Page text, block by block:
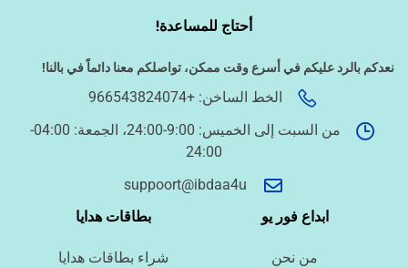
أحتاج للمساعدة!
نعدكم بالرد عليكم في أسرع وقت ممكن، تواصلكم معنا دائماً في بالنا!
الخط الساخن: +966543824074
من السبت إلى الخميس: 9:00-24:00، الجمعة: 04:00-
24:00
suppoort@ibdaa4u
ابداع فور يو
من نحن
بطاقات هدايا
شراء بطاقات هدايا
دراسة الجدوى وخطط المشاريع
الخدمات الإلكترونية الحكومية